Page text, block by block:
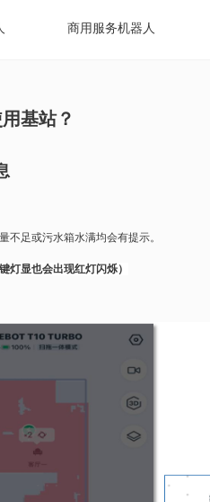
商用服务机器人
基站？
不足或污水箱水满均会有提示。
灯显也会出现红灯闪烁）